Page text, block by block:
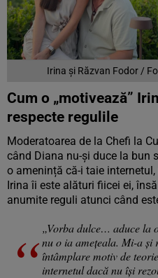
Irina și Răzvan Fodor /
Cum o „motivează”
respecte regulile
Moderatoarea de la Chefi la
când Diana nu-și duce la bun
o amenință că-i taie
Irina îi este alături fiicei ei,
anumite reguli atunci când
„Vorba dulce… aduce la
nu o ia amețeala. Mi-a și
întâmplare motiv de
internetul dacă nu își